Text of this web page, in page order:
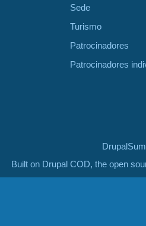
Sede
Turismo
Patrocinadores
Patrocinadores
Built on Drupal COD, the open